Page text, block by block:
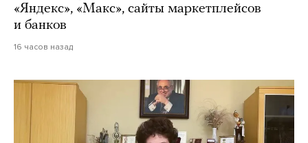
«Яндекс», «Макс», сайты маркетплейсов
и банков
16 часов назад